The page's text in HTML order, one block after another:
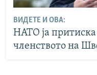
ВИДЕТЕ И ОВА:
НАТО ја притиска
членството на